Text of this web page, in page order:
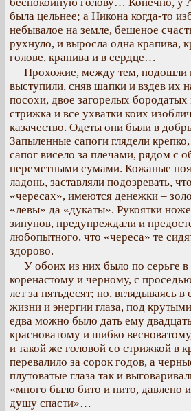
была цельнее; а Никона когда-то
небывалое на земле, бешеное
рухнуло, и выросла одна крапива,
голове, крапива и в сердце…
Прохожие, между тем, подошли
выступили, сняв шапки и вздев их
посохи, двое загорелых
стрижка и все ухватки коих
казачество. Одеты они были в
Запыленные сапоги глядели
сапог висело за плечами, рядом с
переметными сумами. Кожаные
ладонь, заставляли подозревать,
«чересах», имеются денежки –
«левы» да «дукаты». Рукоятки
зипунов, предупреждали и
любопытного, что «череса» те
здорово.
У обоих из них было по серьге
коренастому и черному, с
лет за пятьдесят; но, вглядываясь
жизни и энергии глаза, под
едва можно было дать ему
красноватому и шибко
и такой же головой со стрижкой в
перевалило за сорок годов, а
плутоватые глаза так и
«много было бито и пито, давлено
душу спасти»…